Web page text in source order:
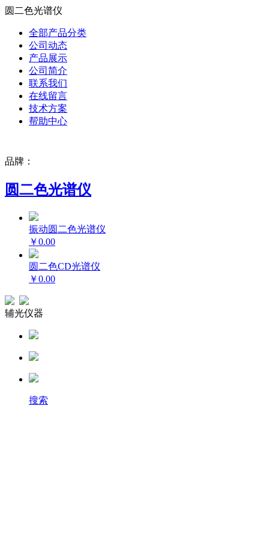
圆二色光谱仪
全部产品分类
公司动态
产品展示
公司简介
联系我们
在线留言
技术方案
帮助中心
品牌：
圆二色光谱仪
振动圆二色光谱仪
￥0.00
圆二色CD光谱仪
￥0.00
辅光仪器
搜索